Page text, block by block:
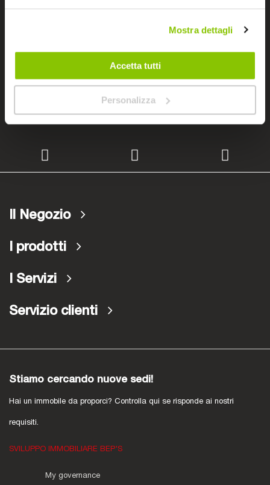
Mostra dettagli
Accetta tutti
Personalizza
I negozi Bep's
Cerchiamo immobili
Lavora con noi
Il Negozio
I prodotti
I Servizi
Servizio clienti
Stiamo cercando nuove sedi!
Hai un immobile da proporci? Controlla qui se risponde ai nostri
requisiti.
SVILUPPO IMMOBILIARE BEP'S
My governance